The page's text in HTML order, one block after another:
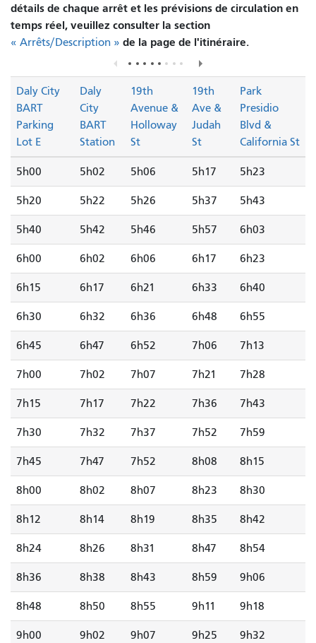
détails de chaque arrêt et les prévisions de circulation en
temps réel, veuillez consulter la section
« Arrêts/Description » de la page de l'itinéraire.
Daly City
BART
Parking
Lot E
Daly
City
BART
Station
19th
Avenue &
Holloway
St
19th
Ave &
Judah
St
Park
Presidio
Blvd &
California St
5h00 5h02 5h06 5h17 5h23
5h20 5h22 5h26 5h37 5h43
5h40 5h42 5h46 5h57 6h03
6h00 6h02 6h06 6h17 6h23
6h15 6h17 6h21 6h33 6h40
6h30 6h32 6h36 6h48 6h55
6h45 6h47 6h52 7h06 7h13
7h00 7h02 7h07 7h21 7h28
7h15 7h17 7h22 7h36 7h43
7h30 7h32 7h37 7h52 7h59
7h45 7h47 7h52 8h08 8h15
8h00 8h02 8h07 8h23 8h30
8h12 8h14 8h19 8h35 8h42
8h24 8h26 8h31 8h47 8h54
8h36 8h38 8h43 8h59 9h06
8h48 8h50 8h55 9h11 9h18
9h00 9h02 9h07 9h25 9h32